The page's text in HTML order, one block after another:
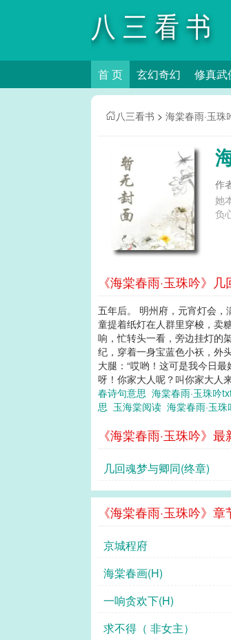
八三看书
首 页 玄幻奇幻 修真武
八三看书 > 海棠春雨·玉珠
作
她
负
《海棠春雨·玉珠吟》
五年后。 明州府，元宵灯会
童提着纸灯在人群里穿梭，卖
响，忙转头一看，旁边挂灯的
纪，穿着一身宝蓝色小袄，外
大腿：“哎哟！这可是我今日
呀！你家大人呢？叫你家大人
春诗句意思 海棠春雨·玉珠吟
思 玉海棠阅读 海棠春雨·玉
《海棠春雨·玉珠吟》
几回魂梦与卿同(终章)
《海棠春雨·玉珠吟》
京城程府
海棠春画(H)
一响贪欢下(H)
求不得（ 非女主）